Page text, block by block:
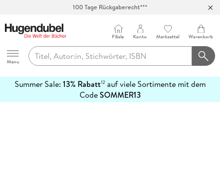
100 Tage Rückgaberecht***
Hugendubel
Menu
Filiale Konto Merkzettel Warenkorb
Summer Sale: 13% Rabatt12auf viele Sortimente mit dem
CodeSOMMER13
erfahren